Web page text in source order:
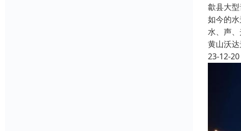
歙县大
如今的
水、声
黄山沃
23-12-